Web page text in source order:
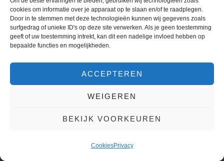
cookies om informatie over je apparaat op te slaan en/of te raadplegen.
Door in te stemmen met deze technologieën kunnen wij gegevens zoals
surfgedrag of unieke ID's op deze site verwerken. Als je geen toestemming
geeft of uw toestemming intrekt, kan dit een nadelige invloed hebben op
bepaalde functies en mogelijkheden.
ACCEPTEREN
WEIGEREN
BEKIJK VOORKEUREN
CookiesPrivacy
Ruud zegt
13 februari 2022 om 23:48
Bedankt voor de test reviews in deze